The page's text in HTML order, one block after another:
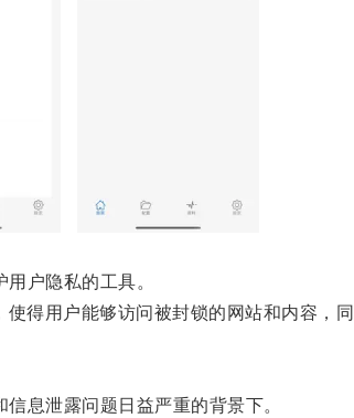
户隐私的工具。
用户能够访问被封锁的网站和内容，同
息泄露问题日益严重的背景下。